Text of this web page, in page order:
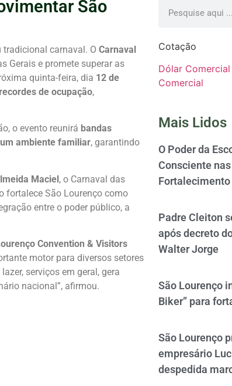
São
carnaval. O Carnaval
Gerais e promete superar as
quinta-feira, dia 12 de
recordes de ocupação,
o evento reunirá bandas
ambiente familiar, garantindo
Maciel, o Carnaval das
fortalece São Lourenço como
entre o poder público, a
Convention & Visitors
motor para diversos setores
serviços em geral, gera
nacional”, afirmou.
Cotação
Dólar Comercial
Comercial
Mais Lidos
O Poder da
Consciente
Padre Cleiton
após decreto
Walter Jorge
São Lourenço
Biker” para
São Lourenço
empresário
despedida